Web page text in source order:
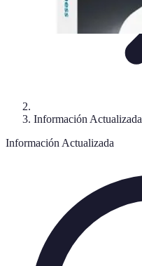
Información Actualizada
Información Actualizada